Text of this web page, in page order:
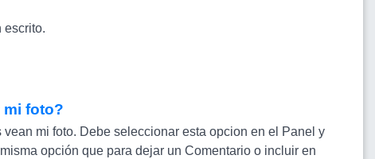
escrito.
foto?
mi foto. Debe seleccionar esta opcion en el Panel y
opción que para dejar un Comentario o incluir en